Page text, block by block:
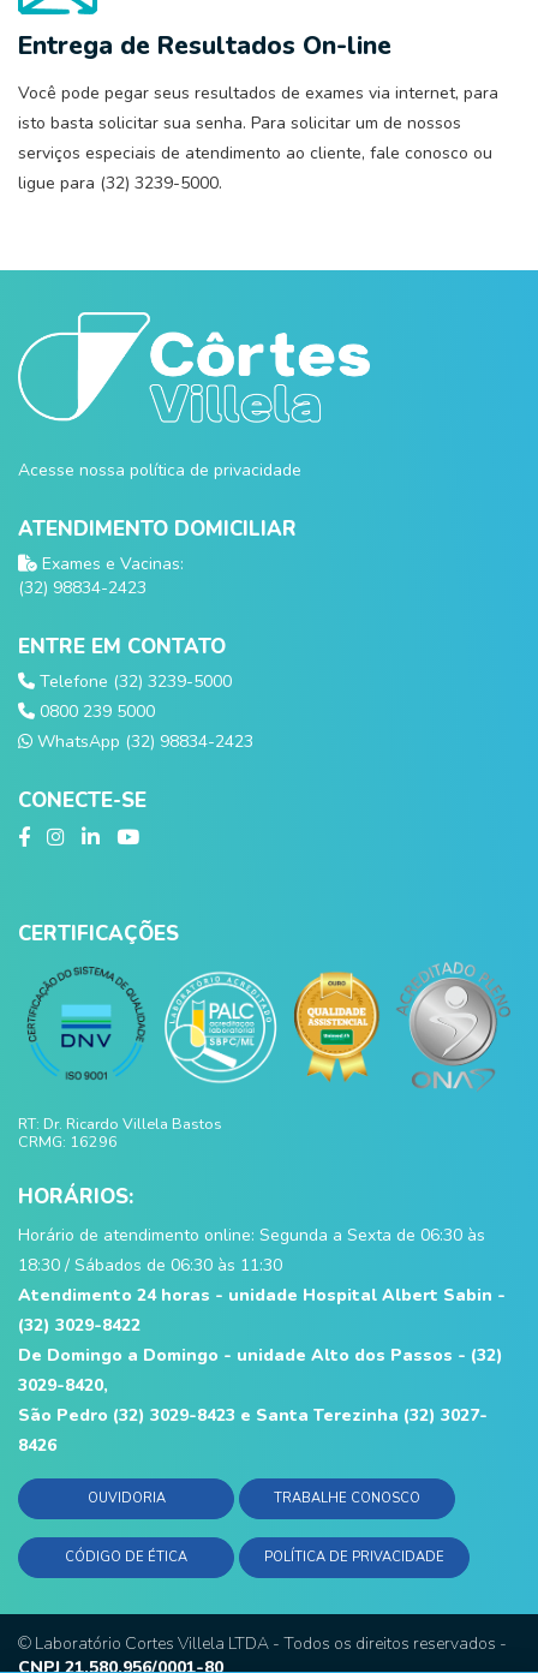
Entrega de Resultados On-line
Você pode pegar seus resultados de exames via internet, para
isto basta solicitar sua senha. Para solicitar um de nossos
serviços especiais de atendimento ao cliente, fale conosco ou
ligue para (32) 3239-5000.
Acesse nossa política de privacidade
ATENDIMENTO DOMICILIAR
Exames e Vacinas:
(32) 98834-2423
ENTRE EM CONTATO
Telefone (32) 3239-5000
0800 239 5000
WhatsApp (32) 98834-2423
CONECTE-SE
CERTIFICAÇÕES
RT: Dr. Ricardo Villela Bastos
CRMG: 16296
HORÁRIOS:
Horário de atendimento online: Segunda a Sexta de 06:30 às
18:30 / Sábados de 06:30 às 11:30
Atendimento 24 horas - unidade Hospital Albert Sabin -
(32) 3029-8422
De Domingo a Domingo - unidade Alto dos Passos - (32)
3029-8420,
São Pedro (32) 3029-8423 e Santa Terezinha (32) 3027-
8426
OUVIDORIA TRABALHE CONOSCO
CÓDIGO DE ÉTICA POLÍTICA DE PRIVACIDADE
© Laboratório Cortes Villela LTDA - Todos os direitos reservados -
CNPJ 21.580.956/0001-80